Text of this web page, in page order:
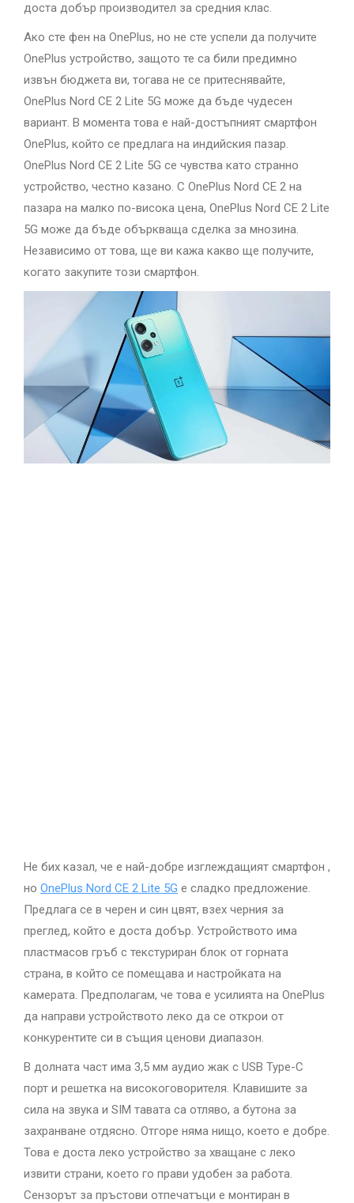
доста добър производител за средния клас.
Ако сте фен на OnePlus, но не сте успели да получите
OnePlus устройство, защото те са били предимно
извън бюджета ви, тогава не се притеснявайте,
OnePlus Nord CE 2 Lite 5G може да бъде чудесен
вариант. В момента това е най-достъпният смартфон
OnePlus, който се предлага на индийския пазар.
OnePlus Nord CE 2 Lite 5G се чувства като странно
устройство, честно казано. С OnePlus Nord CE 2 на
пазара на малко по-висока цена, OnePlus Nord CE 2 Lite
5G може да бъде объркваща сделка за мнозина.
Независимо от това, ще ви кажа какво ще получите,
когато закупите този смартфон.
Не бих казал, че е най-добре изглеждащият смартфон ,
но OnePlus Nord CE 2 Lite 5G е сладко предложение.
Предлага се в черен и син цвят, взех черния за
преглед, който е доста добър. Устройството има
пластмасов гръб с текстуриран блок от горната
страна, в който се помещава и настройката на
камерата. Предполагам, че това е усилията на OnePlus
да направи устройството леко да се открои от
конкурентите си в същия ценови диапазон.
В долната част има 3,5 мм аудио жак с USB Type-C
порт и решетка на високоговорителя. Клавишите за
сила на звука и SIM тавата са отляво, а бутона за
захранване отдясно. Отгоре няма нищо, което е добре.
Това е доста леко устройство за хващане с леко
извити страни, което го прави удобен за работа.
Сензорът за пръстови отпечатъци е монтиран в